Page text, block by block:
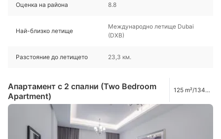
Оценка на района 8.8
Най-близко летище
Международно летище Dubai
(DXB)
Разстояние до летището 23,3 км.
Апартамент с 2 спални (Two Bedroom
Apartment)
125 m²/1345